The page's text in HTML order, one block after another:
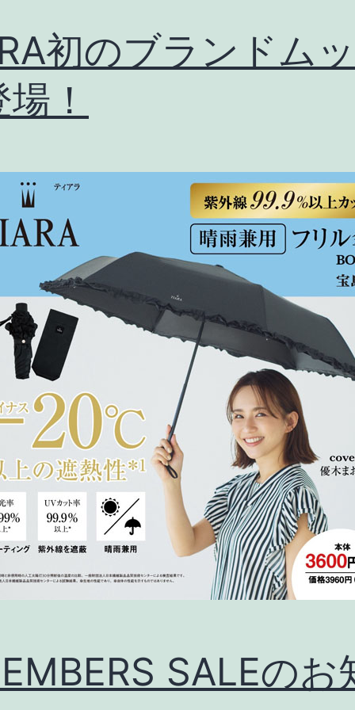
初のブランドム
！
SALEのお